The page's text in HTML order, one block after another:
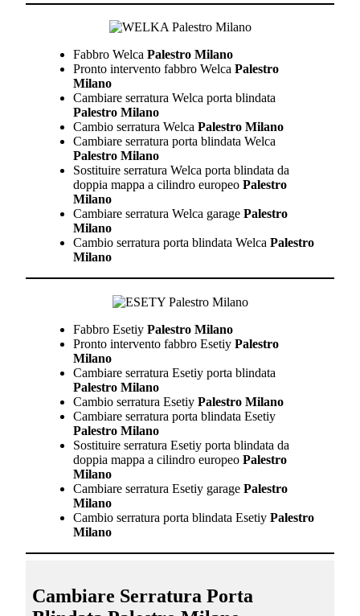
Fabbro Welca Palestro Milano
Pronto intervento fabbro Welca Palestro
Milano
Cambiare serratura Welca porta blindata
Palestro Milano
Cambio serratura Welca Palestro Milano
Cambiare serratura porta blindata Welca
Palestro Milano
Sostituire serratura Welca porta blindata da
doppia mappa a cilindro europeo Palestro
Milano
Cambiare serratura Welca garage Palestro
Milano
Cambio serratura porta blindata Welca Palestro
Milano
Fabbro Esetiy Palestro Milano
Pronto intervento fabbro Esetiy Palestro
Milano
Cambiare serratura Esetiy porta blindata
Palestro Milano
Cambio serratura Esetiy Palestro Milano
Cambiare serratura porta blindata Esetiy
Palestro Milano
Sostituire serratura Esetiy porta blindata da
doppia mappa a cilindro europeo Palestro
Milano
Cambiare serratura Esetiy garage Palestro
Milano
Cambio serratura porta blindata Esetiy Palestro
Milano
Cambiare Serratura Porta